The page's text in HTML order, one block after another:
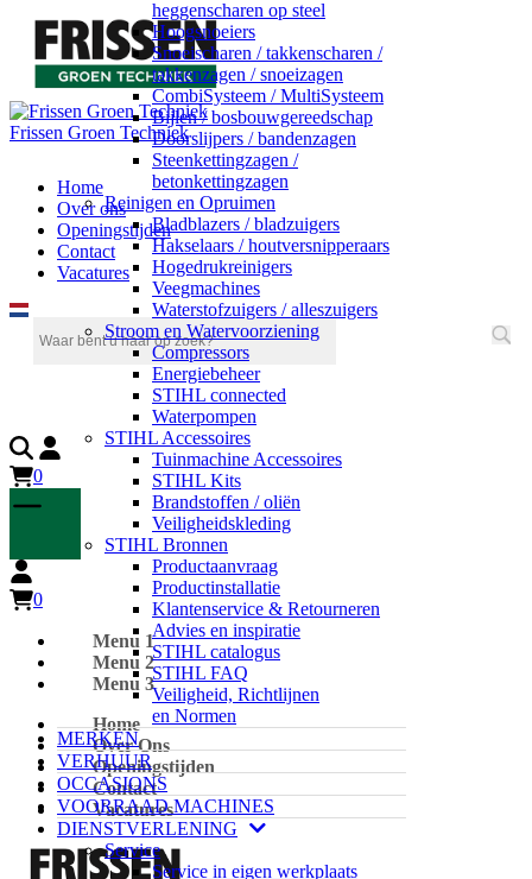
Frissen Groen Techniek
Home
Over ons
Openingstijden
Contact
Vacatures
heggenscharen op steel
Hoogsnoeiers
Snoeischaren / takkenscharen /
takkenzagen / snoeizagen
CombiSysteem / MultiSysteem
Bijlen / bosbouwgereedschap
Doorslijpers / bandenzagen
Steenkettingzagen /
betonkettingzagen
Reinigen en Opruimen
Bladblazers / bladzuigers
Hakselaars / houtversnipperaars
Hogedrukreinigers
Veegmachines
Waterstofzuigers / alleszuigers
Stroom en Watervoorziening
Compressors
Energiebeheer
STIHL connected
Waterpompen
STIHL Accessoires
Tuinmachine Accessoires
STIHL Kits
Brandstoffen / oliën
Veiligheidskleding
STIHL Bronnen
Productaanvraag
Productinstallatie
Klantenservice & Retourneren
Advies en inspiratie
STIHL catalogus
STIHL FAQ
Veiligheid, Richtlijnen
en Normen
MERKEN
VERHUUR
OCCASIONS
VOORRAAD MACHINES
DIENSTVERLENING
Service
Service in eigen werkplaats
0
0
Menu 1
Menu 2
Menu 3
Home
Over Ons
Openingstijden
Contact
Vacatures